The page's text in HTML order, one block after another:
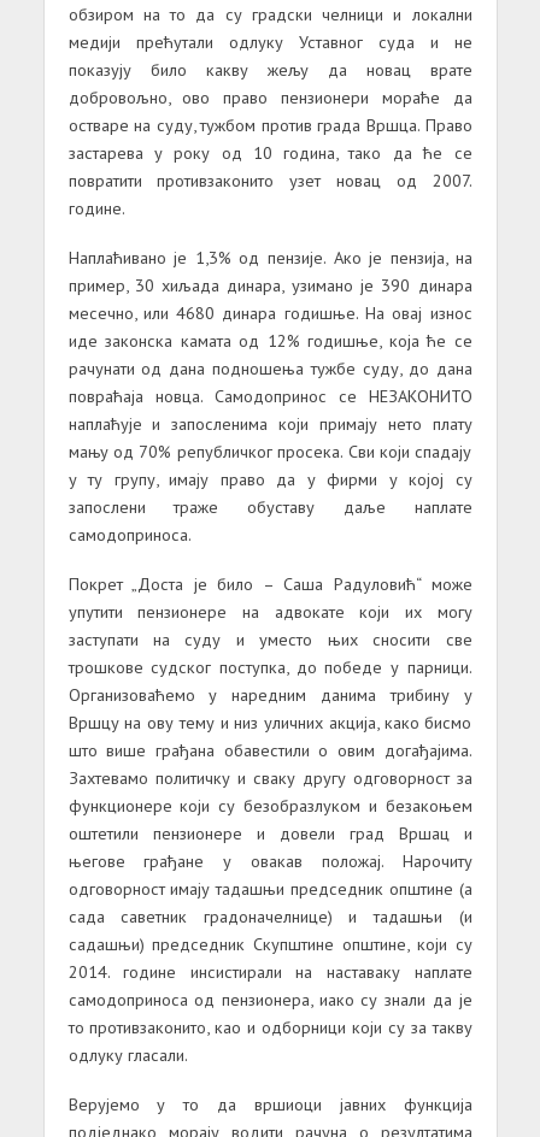
обзиром на то да су градски челници и локални
медији прећутали одлуку Уставног суда и не
показују било какву жељу да новац врате
добровољно, ово право пензионери мораће да
остваре на суду, тужбом против града Вршца. Право
застарева у року од 10 година, тако да ће се
повратити противзаконито узет новац од 2007.
године.
Наплаћивано је 1,3% од пензије. Ако је пензија, на
пример, 30 хиљада динара, узимано је 390 динара
месечно, или 4680 динара годишње. На овај износ
иде законска камата од 12% годишње, која ће се
рачунати од дана подношења тужбе суду, до дана
повраћаја новца. Самодопринос се НЕЗАКОНИТО
наплаћује и запосленима који примају нето плату
мању од 70% републичког просека. Сви који спадају
у ту групу, имају право да у фирми у којој су
запослени траже обуставу даље наплате
самодоприноса.
Покрет „Доста је било – Саша Радуловић“ може
упутити пензионере на адвокате који их могу
заступати на суду и уместо њих сносити све
трошкове судског поступка, до победе у парници.
Организоваћемо у наредним данима трибину у
Вршцу на ову тему и низ уличних акција, како бисмо
што више грађана обавестили о овим догађајима.
Захтевамо политичку и сваку другу одговорност за
функционере који су безобразлуком и безакоњем
оштетили пензионере и довели град Вршац и
његове грађане у овакав положај. Нарочиту
одговорност имају тадашњи председник општине (а
сада саветник градоначелнице) и тадашњи (и
садашњи) председник Скупштине општине, који су
2014. године инсистирали на наставаку наплате
самодоприноса од пензионера, иако су знали да је
то противзаконито, као и одборници који су за такву
одлуку гласали.
Верујемо у то да вршиоци јавних функција
подједнако морају водити рачуна о резултатима